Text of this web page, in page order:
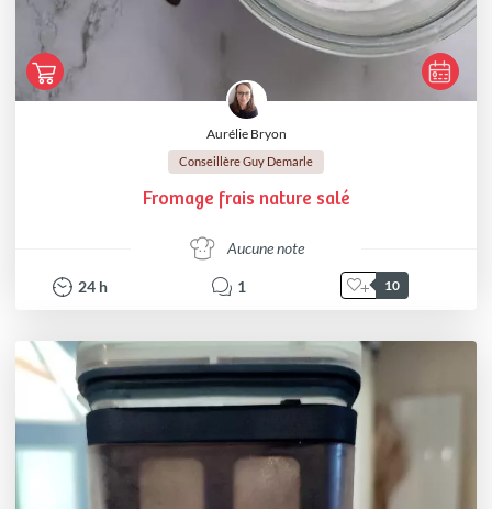
Aurélie Bryon
Conseillère Guy Demarle
Fromage frais nature salé
Aucune note
24 h 1 10